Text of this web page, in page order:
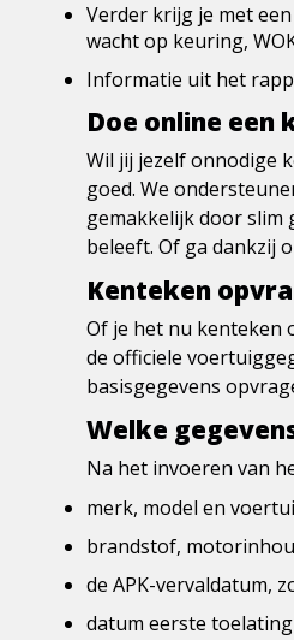
Verder krijg je met
wacht op keuring,
Informatie uit het
Doe online een
Wil jij jezelf onnodige
goed. We
gemakkelijk door slim
beleeft. Of ga dankzij
Kenteken
Of je het nu kenteken
de officiele
basisgegevens
Welke
Na het invoeren van
merk, model en
brandstof,
de APK-vervaldatum,
datum eerste